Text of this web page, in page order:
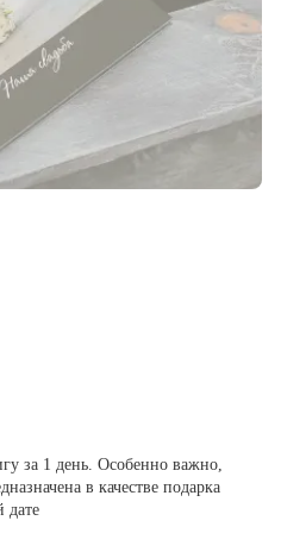
за 1 день. Особенно важно,
в качестве подарка
дате